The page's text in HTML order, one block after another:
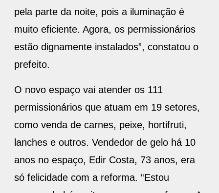
pela parte da noite, pois a iluminação é
muito eficiente. Agora, os permissionários
estão dignamente instalados”, constatou o
prefeito.
O novo espaço vai atender os 111
permissionários que atuam em 19 setores,
como venda de carnes, peixe, hortifruti,
lanches e outros. Vendedor de gelo há 10
anos no espaço, Edir Costa, 73 anos, era
só felicidade com a reforma. “Estou